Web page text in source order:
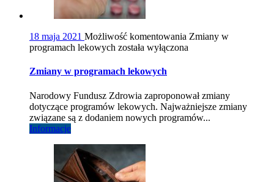
18 maja 2021 Możliwość komentowania Zmiany w
programach lekowych została wyłączona
Zmiany w programach lekowych
Narodowy Fundusz Zdrowia zaproponował zmiany
dotyczące programów lekowych. Najważniejsze zmiany
związane są z dodaniem nowych programów...
Informacje